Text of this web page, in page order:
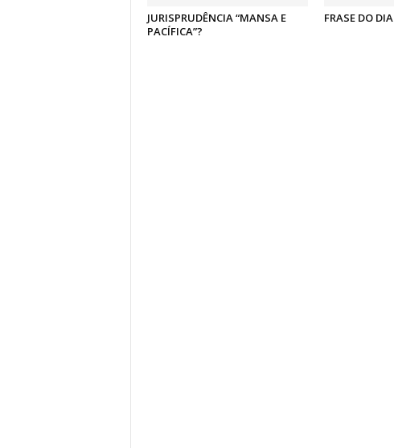
JURISPRUDÊNCIA “MANSA E
PACÍFICA”?
FRASE DO DIA